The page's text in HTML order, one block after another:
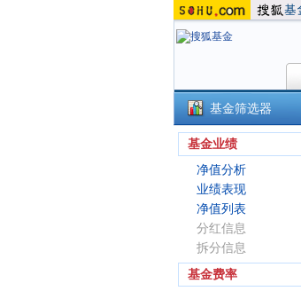
基金筛选器
基金业绩
净值分析
业绩表现
净值列表
分红信息
拆分信息
基金费率